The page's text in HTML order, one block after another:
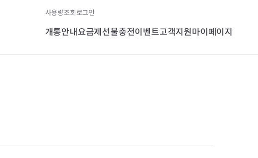
사용량조회로그인
개통안내 요금제 선불충전이벤트고객지원마이페이지